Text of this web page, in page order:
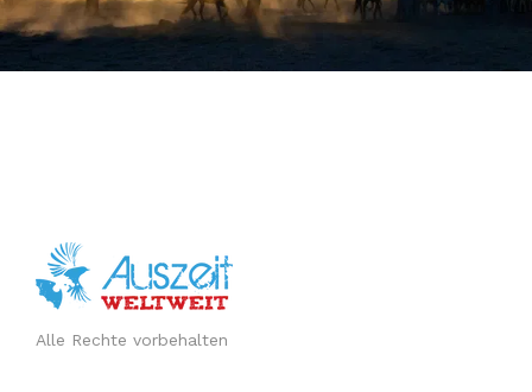
Alle Rechte vorbehalten